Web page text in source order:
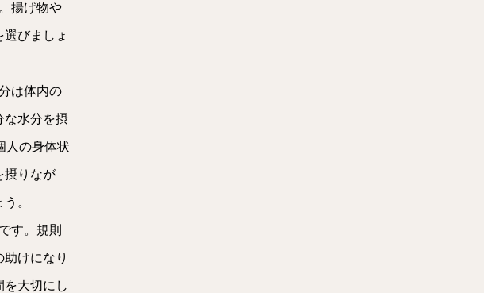
揚げ物や
びましょ
は体内の
な水分を摂
人の身体状
摂りなが
。
す。規則
けになり
を大切にし